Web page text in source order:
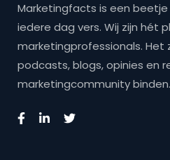
Marketingfacts is een beetje
iedere dag vers. Wij zijn hét
marketingprofessionals. Het
podcasts, blogs, opinies en
marketingcommunity binden.